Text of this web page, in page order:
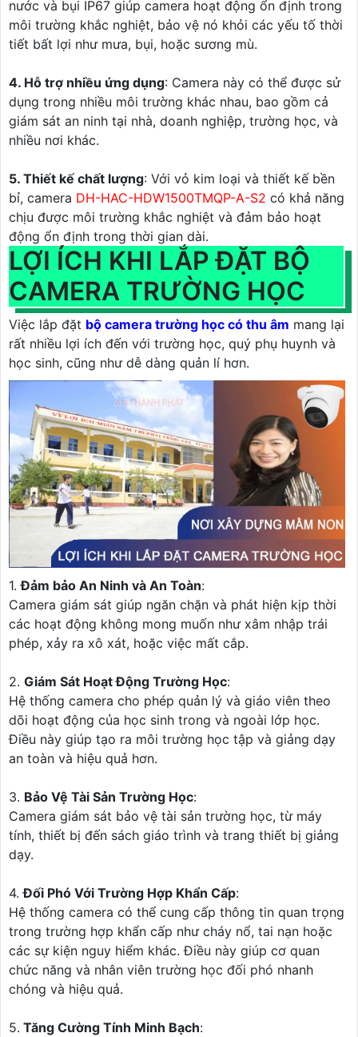
nước và bụi IP67 giúp camera hoạt động ổn định trong
môi trường khắc nghiệt, bảo vệ nó khỏi các yếu tố thời
tiết bất lợi như mưa, bụi, hoặc sương mù.
4. Hỗ trợ nhiều ứng dụng: Camera này có thể được sử
dụng trong nhiều môi trường khác nhau, bao gồm cả
giám sát an ninh tại nhà, doanh nghiệp, trường học, và
nhiều nơi khác.
5. Thiết kế chất lượng: Với vỏ kim loại và thiết kế bền
bỉ, camera DH-HAC-HDW1500TMQP-A-S2 có khả năng
chịu được môi trường khắc nghiệt và đảm bảo hoạt
động ổn định trong thời gian dài.
LỢI ÍCH KHI LẮP ĐẶT BỘ
CAMERA TRƯỜNG HỌC
Việc lắp đặt bộ camera trường học có thu âm mang lại
rất nhiều lợi ích đến với trường học, quý phụ huynh và
học sinh, cũng như dễ dàng quản lí hơn.
1.Đảm bảo An Ninh và An Toàn:
Camera giám sát giúp ngăn chặn và phát hiện kịp thời
các hoạt động không mong muốn như xâm nhập trái
phép, xảy ra xô xát, hoặc việc mất cắp.
2. Giám Sát Hoạt Động Trường Học:
Hệ thống camera cho phép quản lý và giáo viên theo
dõi hoạt động của học sinh trong và ngoài lớp học.
Điều này giúp tạo ra môi trường học tập và giảng dạy
an toàn và hiệu quả hơn.
3. Bảo Vệ Tài Sản Trường Học:
Camera giám sát bảo vệ tài sản trường học, từ máy
tính, thiết bị đến sách giáo trình và trang thiết bị giảng
dạy.
4.Đối Phó Với Trường Hợp Khẩn Cấp:
Hệ thống camera có thể cung cấp thông tin quan trọng
trong trường hợp khẩn cấp như cháy nổ, tai nạn hoặc
các sự kiện nguy hiểm khác. Điều này giúp cơ quan
chức năng và nhân viên trường học đối phó nhanh
chóng và hiệu quả.
5. Tăng Cường Tính Minh Bạch: